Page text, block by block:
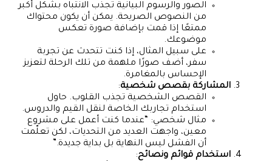
الصور والرسوم البيانية تجذب الانتباه بشكل أكبر
من النصوص الصريحة. يمكن أن يكون محتواك
ممتعًا إذا قمت بإضافة صورة تعكس
موضوعك.
على سبيل المثال، إذا كنت تتحدث عن تجربة
سفر، أضف صورًا ملهمة من تلك الرحلة لتعزيز
الإحساس بالمغامرة.
المشاركة بقصص شخصية:
القصص الشخصية تجذب القلوب. حاول
استخدام تجاربك الخاصة لنقل القيم والدروس.
مثال شخصي: “عندما كنت أعمل على مشروع
معين، واجهت العديد من التحديات، لكن تعلّمت
أن الفشل ليس النهاية بل بداية جديدة.”
استخدام قوائم ونصائح: